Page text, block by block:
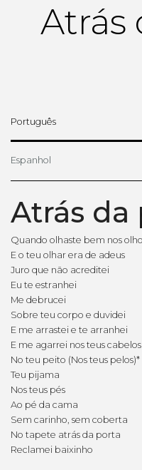
Atrás
Português
Espanhol
Atrás da
Quando olhaste bem nos
E o teu olhar era de adeus
Juro que não acreditei
Eu te estranhei
Me debrucei
Sobre teu corpo e duvidei
E me arrastei e te arranhei
E me agarrei nos teus cabelos
No teu peito (Nos teus pelos)*
Teu pijama
Nos teus pés
Ao pé da cama
Sem carinho, sem coberta
No tapete atrás da porta
Reclamei baixinho